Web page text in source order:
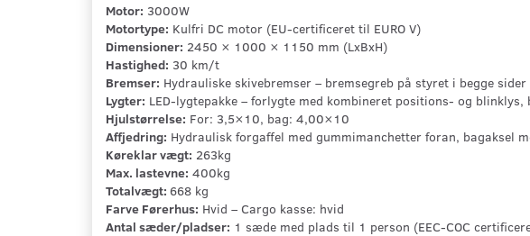
Motor: 3000W
Motortype: Kulfri DC motor (EU-certificeret til EURO V)
Dimensioner: 2450 × 1000 × 1150 mm (LxBxH)
Hastighed: 30 km/t
Bremser: Hydrauliske skivebremser – bremsegreb på styret i begge
Lygter: LED-lygtepakke – forlygte med kombineret positions- og
Hjulstørrelse: For: 3,5×10, bag: 4,00×10
Affjedring: Hydraulisk forgaffel med gummimanchetter foran,
Køreklar vægt: 263kg
Max. lastevne: 400kg
Totalvægt: 668 kg
Farve Førerhus: Hvid – Cargo kasse: hvid
Antal sæder/pladser: 1 sæde med plads til 1 person (EEC-COC